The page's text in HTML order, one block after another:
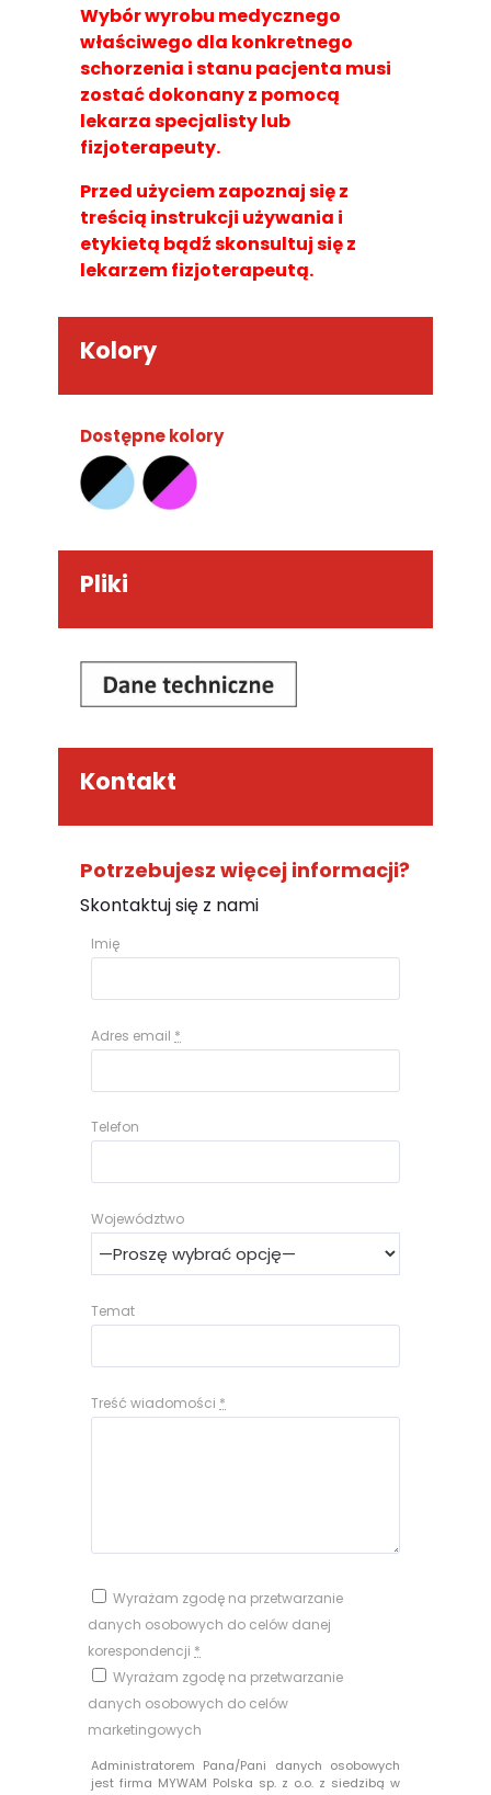
Wybór wyrobu medycznego
właściwego dla konkretnego
schorzenia i stanu pacjenta musi
zostać dokonany z pomocą
lekarza specjalisty lub
fizjoterapeuty.
Przed użyciem zapoznaj się z
treścią instrukcji używania i
etykietą bądź skonsultuj się z
lekarzem fizjoterapeutą.
Kolory
Dostępne kolory
Pliki
Kontakt
Potrzebujesz więcej informacji?
Skontaktuj się z nami
Imię
Adres email *
Telefon
Województwo
Temat
Treść wiadomości *
Wyrażam zgodę na przetwarzanie
danych osobowych do celów danej
korespondencji *
Wyrażam zgodę na przetwarzanie
danych osobowych do celów
marketingowych
Administratorem Pana/Pani danych osobowych
jest firma MYWAM Polska sp. z o.o. z siedzibą w